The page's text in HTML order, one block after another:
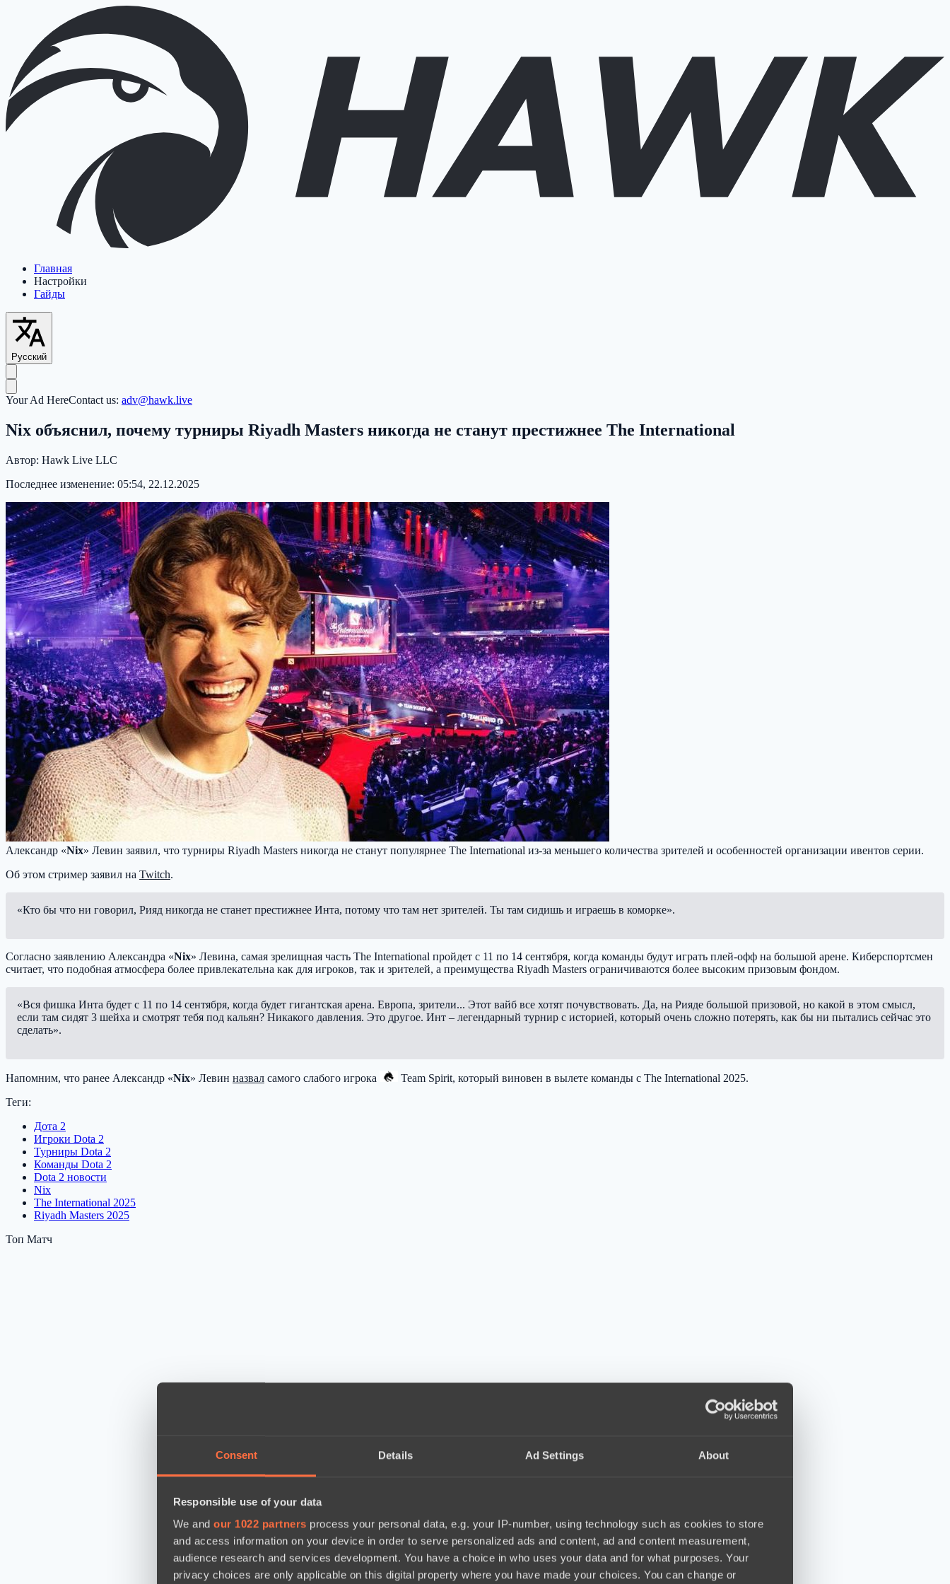
Consent Details Ad Settings About
Responsible use of your data
We and our 1022 partners process your personal data, e.g. your IP-number, using technology such as cookies to store
and access information on your device in order to serve personalized ads and content, ad and content measurement,
audience research and services development. You have a choice in who uses your data and for what purposes. Your
privacy choices are only applicable on this digital property where you have made your choices. You can change or
Главная
Настройки
Гайды
Русский
Your Ad HereContact us: adv@hawk.live
Nix объяснил, почему турниры Riyadh Masters никогда не станут престижнее The International
Автор: Hawk Live LLC
Последнее изменение: 05:54, 22.12.2025
Александр «Nix» Левин заявил, что турниры Riyadh Masters никогда не станут популярнее The International из-за меньшего количества зрителей и особенностей организации ивентов серии.
Об этом стример заявил на Twitch.
«Кто бы что ни говорил, Рияд никогда не станет престижнее Инта, потому что там нет зрителей. Ты там сидишь и играешь в коморке».
Согласно заявлению Александра «Nix» Левина, самая зрелищная часть The International пройдет с 11 по 14 сентября, когда команды будут играть плей-офф на большой арене. Киберспортсмен
считает, что подобная атмосфера более привлекательна как для игроков, так и зрителей, а преимущества Riyadh Masters ограничиваются более высоким призовым фондом.
«Вся фишка Инта будет с 11 по 14 сентября, когда будет гигантская арена. Европа, зрители... Этот вайб все хотят почувствовать. Да, на Рияде большой призовой, но какой в этом смысл,
если там сидят 3 шейха и смотрят тебя под кальян? Никакого давления. Это другое. Инт – легендарный турнир с историей, который очень сложно потерять, как бы ни пытались сейчас это
сделать».
Напомним, что ранее Александр «Nix» Левин назвал самого слабого игрока Team Spirit, который виновен в вылете команды с The International 2025.
Теги:
Дота 2
Игроки Dota 2
Турниры Dota 2
Команды Dota 2
Dota 2 новости
Nix
The International 2025
Riyadh Masters 2025
Топ Матч